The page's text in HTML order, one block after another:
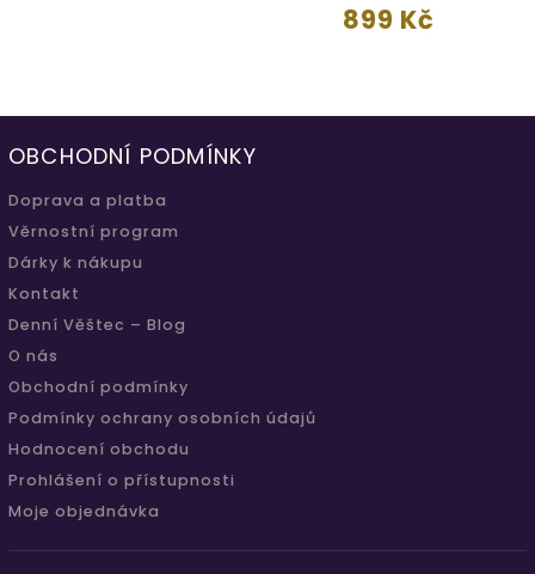
899 Kč
OBCHODNÍ PODMÍNKY
Doprava a platba
Věrnostní program
Dárky k nákupu
Kontakt
Denní Věštec – Blog
O nás
Obchodní podmínky
Podmínky ochrany osobních údajů
Hodnocení obchodu
Prohlášení o přístupnosti
Moje objednávka